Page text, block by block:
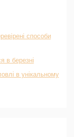
способи
в березні
в унікальному